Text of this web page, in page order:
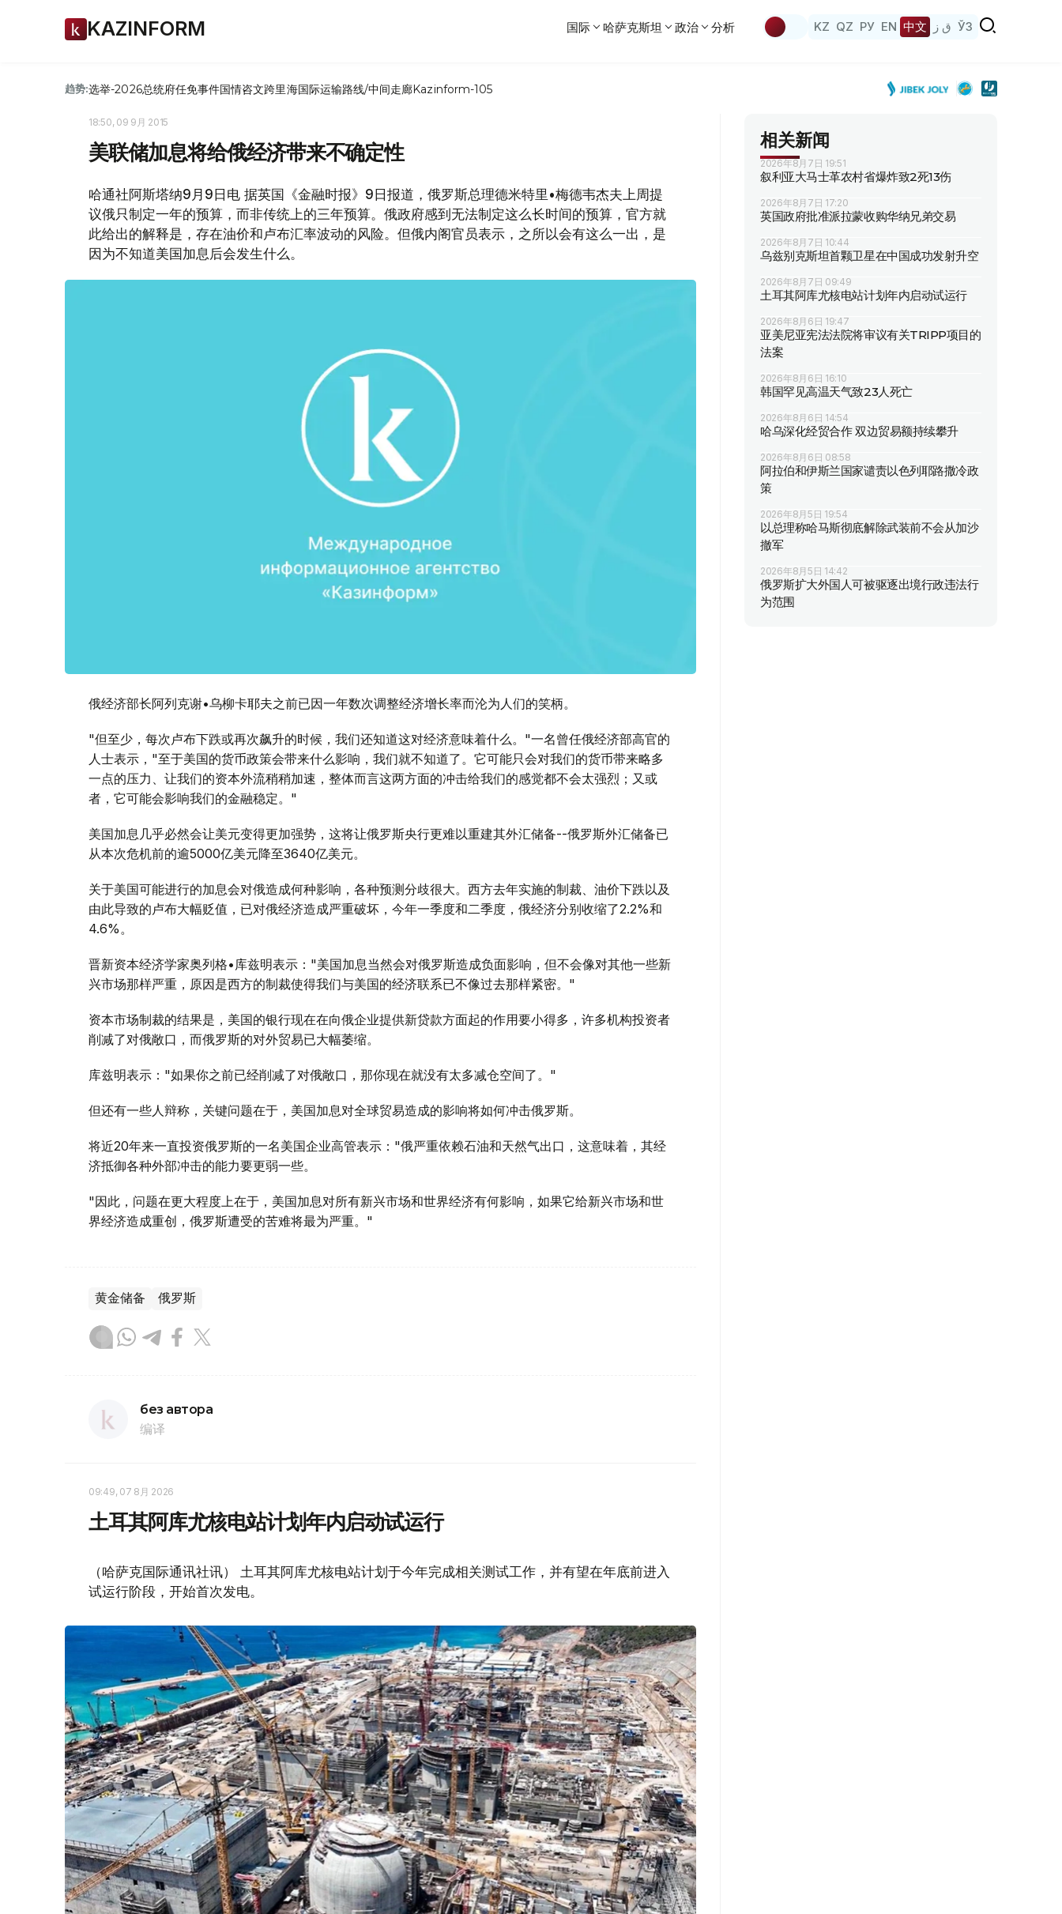
KAZINFORM 国际 哈萨克斯坦 政治 分析 KZ QZ РУ EN 中文 ق ز ЎЗ
趋势:选举-2026总统府任免事件国情咨文跨里海国际运输路线/中间走廊Kazinform-105
18:50, 09 9月 2015
美联储加息将给俄经济带来不确定性
哈通社阿斯塔纳9月9日电 据英国《金融时报》9日报道，俄罗斯总理德米特里•梅德韦杰夫上周提
议俄只制定一年的预算，而非传统上的三年预算。俄政府感到无法制定这么长时间的预算，官方就
此给出的解释是，存在油价和卢布汇率波动的风险。但俄内阁官员表示，之所以会有这么一出，是
因为不知道美国加息后会发生什么。
俄经济部长阿列克谢•乌柳卡耶夫之前已因一年数次调整经济增长率而沦为人们的笑柄。
"但至少，每次卢布下跌或再次飙升的时候，我们还知道这对经济意味着什么。"一名曾任俄经济部高官的
人士表示，"至于美国的货币政策会带来什么影响，我们就不知道了。它可能只会对我们的货币带来略多
一点的压力、让我们的资本外流稍稍加速，整体而言这两方面的冲击给我们的感觉都不会太强烈；又或
者，它可能会影响我们的金融稳定。"
美国加息几乎必然会让美元变得更加强势，这将让俄罗斯央行更难以重建其外汇储备--俄罗斯外汇储备已
从本次危机前的逾5000亿美元降至3640亿美元。
关于美国可能进行的加息会对俄造成何种影响，各种预测分歧很大。西方去年实施的制裁、油价下跌以及
由此导致的卢布大幅贬值，已对俄经济造成严重破坏，今年一季度和二季度，俄经济分别收缩了2.2%和
4.6%。
晋新资本经济学家奥列格•库兹明表示："美国加息当然会对俄罗斯造成负面影响，但不会像对其他一些新
兴市场那样严重，原因是西方的制裁使得我们与美国的经济联系已不像过去那样紧密。"
资本市场制裁的结果是，美国的银行现在在向俄企业提供新贷款方面起的作用要小得多，许多机构投资者
削减了对俄敞口，而俄罗斯的对外贸易已大幅萎缩。
库兹明表示："如果你之前已经削减了对俄敞口，那你现在就没有太多减仓空间了。"
但还有一些人辩称，关键问题在于，美国加息对全球贸易造成的影响将如何冲击俄罗斯。
将近20年来一直投资俄罗斯的一名美国企业高管表示："俄严重依赖石油和天然气出口，这意味着，其经
济抵御各种外部冲击的能力要更弱一些。
"因此，问题在更大程度上在于，美国加息对所有新兴市场和世界经济有何影响，如果它给新兴市场和世
界经济造成重创，俄罗斯遭受的苦难将最为严重。"
黄金储备 俄罗斯
без автора
编译
09:49, 07 8月 2026
土耳其阿库尤核电站计划年内启动试运行
（哈萨克国际通讯社讯） 土耳其阿库尤核电站计划于今年完成相关测试工作，并有望在年底前进入
试运行阶段，开始首次发电。
相关新闻
2026年8月7日 19:51
叙利亚大马士革农村省爆炸致2死13伤
2026年8月7日 17:20
英国政府批准派拉蒙收购华纳兄弟交易
2026年8月7日 10:44
乌兹别克斯坦首颗卫星在中国成功发射升空
2026年8月7日 09:49
土耳其阿库尤核电站计划年内启动试运行
2026年8月6日 19:47
亚美尼亚宪法法院将审议有关TRIPP项目的
法案
2026年8月6日 16:10
韩国罕见高温天气致23人死亡
2026年8月6日 14:54
哈乌深化经贸合作 双边贸易额持续攀升
2026年8月6日 08:58
阿拉伯和伊斯兰国家谴责以色列耶路撒冷政
策
2026年8月5日 19:54
以总理称哈马斯彻底解除武装前不会从加沙
撤军
2026年8月5日 14:42
俄罗斯扩大外国人可被驱逐出境行政违法行
为范围